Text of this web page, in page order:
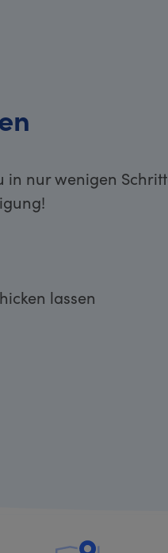
in nur wenigen
lassen